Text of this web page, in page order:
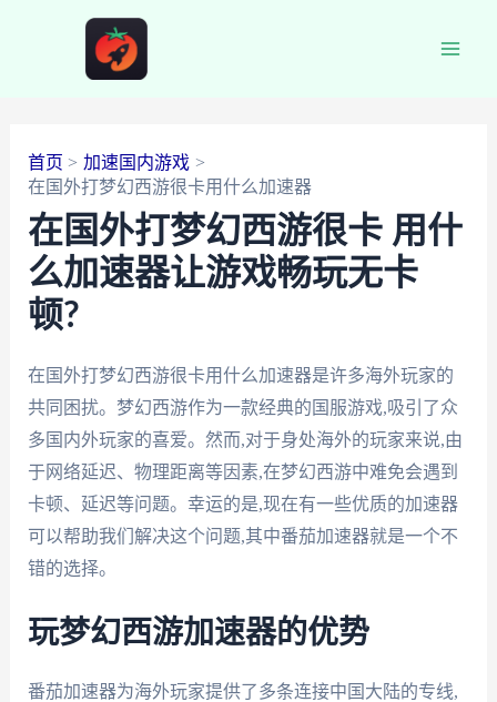
首页
加速国内游戏
在国外打梦幻西游很卡用什么加速器
在国外打梦幻西游很卡 用什
么加速器让游戏畅玩无卡
顿?
在国外打梦幻西游很卡用什么加速器是许多海外玩家的
共同困扰。梦幻西游作为一款经典的国服游戏,吸引了众
多国内外玩家的喜爱。然而,对于身处海外的玩家来说,由
于网络延迟、物理距离等因素,在梦幻西游中难免会遇到
卡顿、延迟等问题。幸运的是,现在有一些优质的加速器
可以帮助我们解决这个问题,其中番茄加速器就是一个不
错的选择。
玩梦幻西游加速器的优势
番茄加速器为海外玩家提供了多条连接中国大陆的专线,